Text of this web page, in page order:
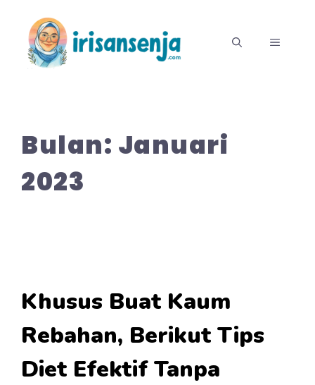
MENU
Bulan: Januari
2023
Khusus Buat Kaum
Rebahan, Berikut Tips
Diet Efektif Tanpa